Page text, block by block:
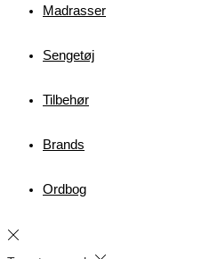
Madrasser
Sengetøj
Tilbehør
Brands
Ordbog